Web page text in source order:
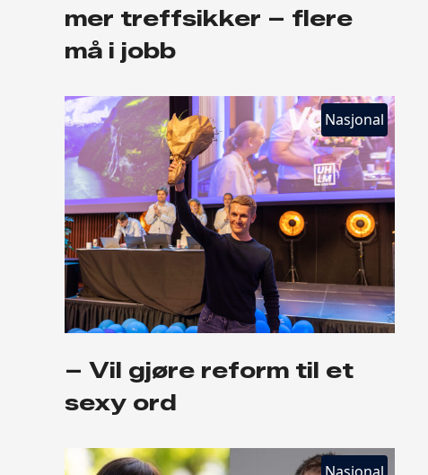
mer treffsikker – flere
må i jobb
Nasjonal
– Vil gjøre reform til et
sexy ord